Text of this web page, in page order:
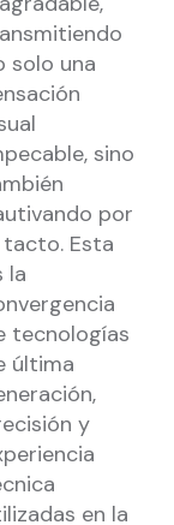
solo una
sino
por
tacto. Esta
la
tecnologías
última
y
en la